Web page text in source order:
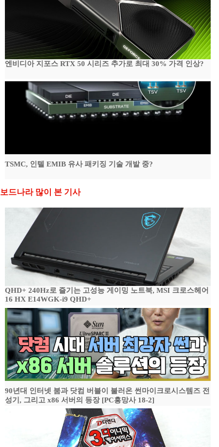
엔비디아 지포스 RTX 50 시리즈 추가로 최대 30% 가격 인상?
TSMC, 인텔 EMIB 유사 패키징 기술 개발 중?
보드나라 많이 본 기사
QHD+ 240Hz로 즐기는 고성능 게이밍 노트북, MSI 크로스헤어
16 HX E14WGK-i9 QHD+
90년대 인터넷 붐과 닷컴 버블이 불러온 썬마이크로시스템즈 전
성기, 그리고 x86 서버의 등장 [PC흥망사 18-2]